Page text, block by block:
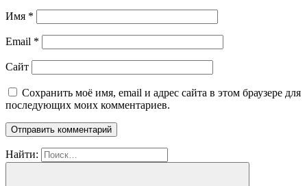
Имя *
Email *
Сайт
Сохранить моё имя, email и адрес сайта в этом браузере для
последующих моих комментариев.
Найти: